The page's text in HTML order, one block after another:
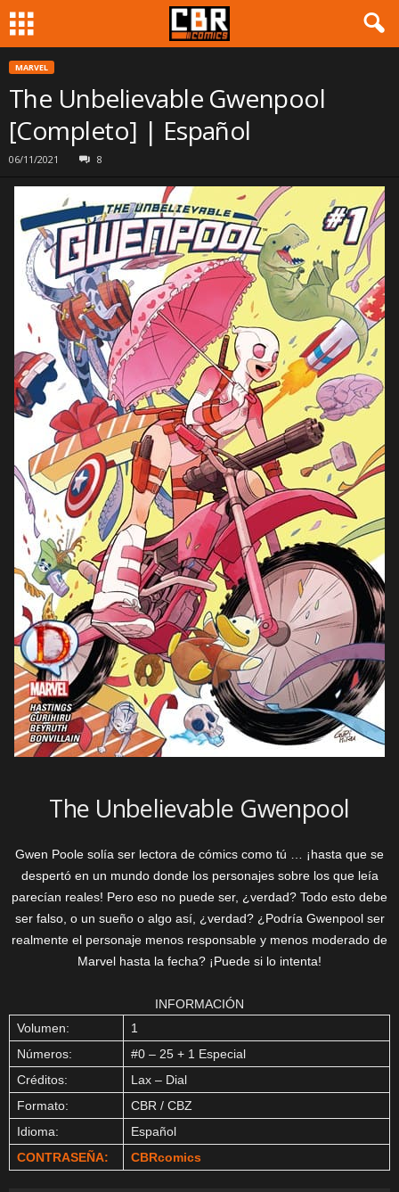
MARVEL
The Unbelievable Gwenpool
[Completo] | Español
06/11/2021 8
The Unbelievable Gwenpool
Gwen Poole solía ser lectora de cómics como tú … ¡hasta que se
despertó en un mundo donde los personajes sobre los que leía
parecían reales! Pero eso no puede ser, ¿verdad? Todo esto debe
ser falso, o un sueño o algo así, ¿verdad? ¿Podría Gwenpool ser
realmente el personaje menos responsable y menos moderado de
Marvel hasta la fecha? ¡Puede si lo intenta!
INFORMACIÓN
Volumen:
1
Números:
#0 – 25 + 1 Especial
Créditos:
Lax – Dial
Formato:
CBR / CBZ
Idioma:
Español
CONTRASEÑA:
CBRcomics